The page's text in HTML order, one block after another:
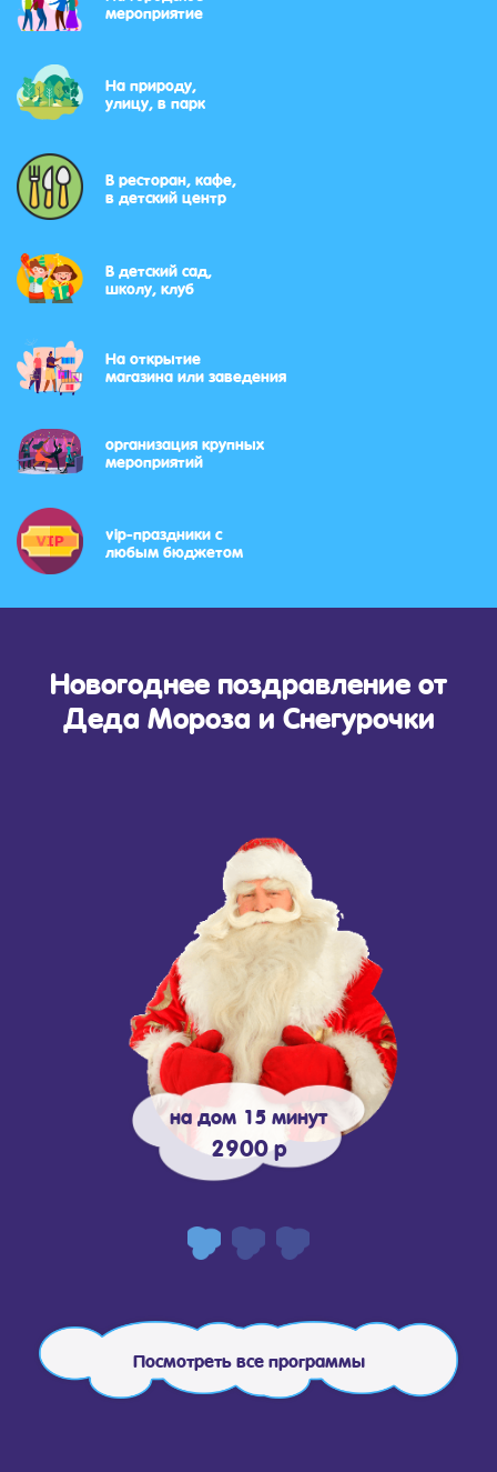
мероприятие
На природу,
улицу, в парк
В ресторан, кафе,
в детский центр
В детский сад,
школу, клуб
На открытие
магазина или заведения
организация крупных
мероприятий
vip-праздники с
любым бюджетом
Новогоднее поздравление от
Деда Мороза и Снегурочки
на дом 15 минут
2900 р
Посмотреть все программы